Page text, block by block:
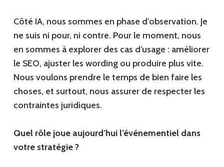
Côté IA, nous sommes en phase d’observation. Je
ne suis ni pour, ni contre. Pour le moment, nous
en sommes à explorer des cas d’usage : améliorer
le SEO, ajuster les wording ou produire plus vite.
Nous voulons prendre le temps de bien faire les
choses, et surtout, nous assurer de respecter les
contraintes juridiques.
Quel rôle joue aujourd’hui l’événementiel dans
votre stratégie ?